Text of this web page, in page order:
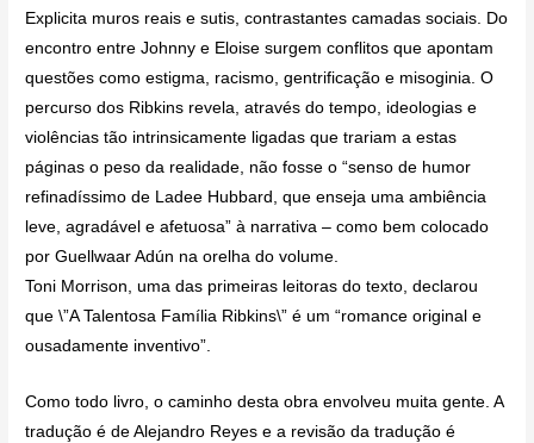
Explicita muros reais e sutis, contrastantes camadas sociais. Do
encontro entre Johnny e Eloise surgem conflitos que apontam
questões como estigma, racismo, gentrificação e misoginia. O
percurso dos Ribkins revela, através do tempo, ideologias e
violências tão intrinsicamente ligadas que trariam a estas
páginas o peso da realidade, não fosse o “senso de humor
refinadíssimo de Ladee Hubbard, que enseja uma ambiência
leve, agradável e afetuosa” à narrativa – como bem colocado
por Guellwaar Adún na orelha do volume.
Toni Morrison, uma das primeiras leitoras do texto, declarou
que \”A Talentosa Família Ribkins\” é um “romance original e
ousadamente inventivo”.
Como todo livro, o caminho desta obra envolveu muita gente. A
tradução é de Alejandro Reyes e a revisão da tradução é